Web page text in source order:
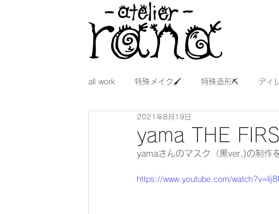
all work 特殊メイク🖌 特殊造形⛏ ディ
yama THE
2021年8月19日
yamaさんのマスク（黒ver.)の制作
https://www.youtube.com/